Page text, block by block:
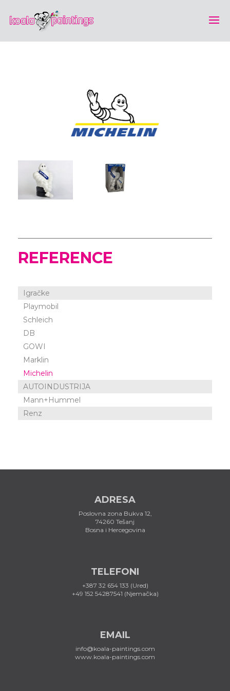
REFERENCE
Igračke
Playmobil
Schleich
DB
GOWI
Marklin
Michelin
AUTOINDUSTRIJA
Mann+Hummel
Renz
ADRESA
Poslovna zona Bukva 12,
74260 Tešanj
Bosna i Hercegovina
TELEFONI
+387 32 654 133 (Ured)
+49 152 54287541 (Njemačka)
EMAIL
info@koala-paintings.com
www.koala-paintings.com